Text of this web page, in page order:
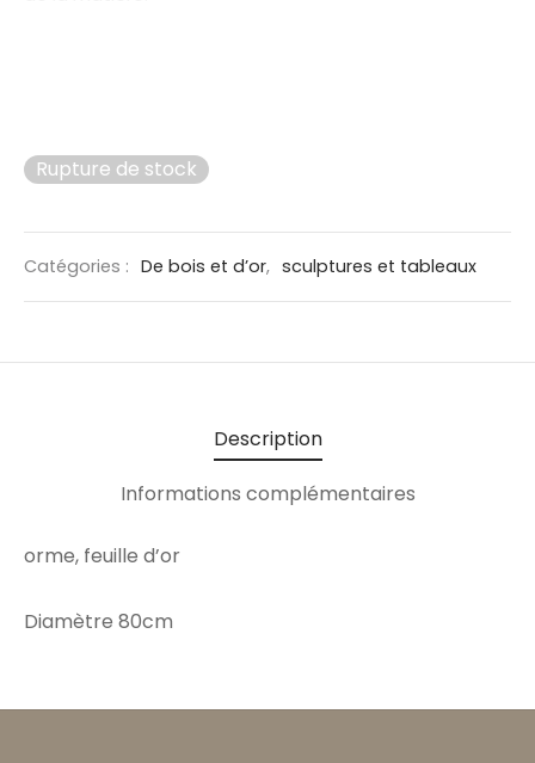
Rupture de stock
Catégories : De bois et d’or, sculptures et tableaux
Description
Informations complémentaires
orme, feuille d’or
Diamètre 80cm